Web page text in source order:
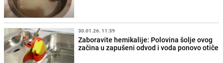
30.01.26. 11:39
Zaboravite hemikalije: Polovina šolje ovog
začina u zapušeni odvod i voda ponovo otiče